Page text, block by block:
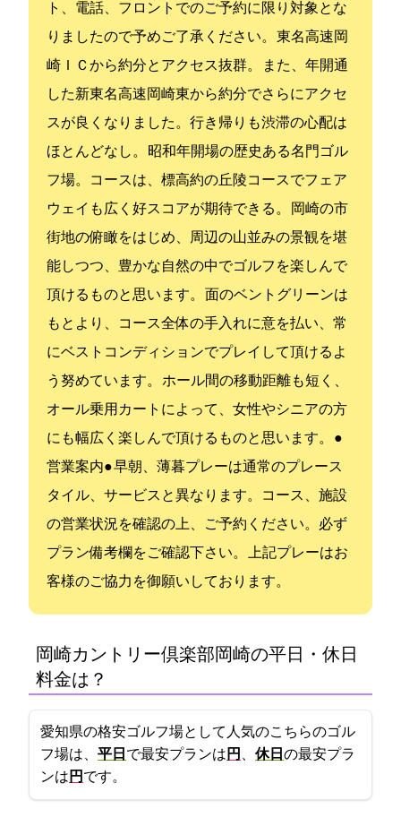
ト、電話、フロントでのご予約に限り対象とな
りましたので予めご了承ください。 東名高速岡
崎Ｉ.Ｃから約10分とアクセス抜群。 また、2016年開通
した新東名高速岡崎東ICから約13分でさらにアクセ
スが良くなりました。行き帰りも渋滞の心配は
ほとんどなし。 昭和40年開場の歴史ある名門ゴル
フ場。コースは、標高約170mの丘陵コースでフェア
ウェイも広く好スコアが期待できる。 岡崎の市
街地の俯瞰をはじめ、周辺の山並みの景観を堪
能しつつ、豊かな自然の中でゴルフを楽しんで
頂けるものと思います。 2面のベントグリーンは
もとより、コース全体の手入れに意を払い、常
にベストコンディションでプレイして頂けるよ
う努めています。 ホール間の移動距離も短く、
オール乗用カートによって、女性やシニアの方
にも幅広く楽しんで頂けるものと思います。 ●
営業案内● 早朝、薄暮プレーは通常のプレース
タイル、サービスと異なります。コース、施設
の営業状況を確認の上、ご予約ください。必ず
プラン備考欄をご確認下さい。 上記プレーはお
客様のご協力を御願いしております。
岡崎カントリー倶楽部(岡崎CC)の平日・休日
料金は？
愛知県の格安ゴルフ場として人気のこちらのゴル
フ場は、 平日 で最安プランは 7990円 、 休日 の最安プラ
ンは 10990円 です。